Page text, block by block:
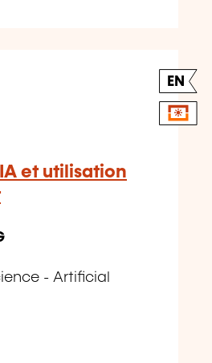
EN
et utilisation
- Artificial